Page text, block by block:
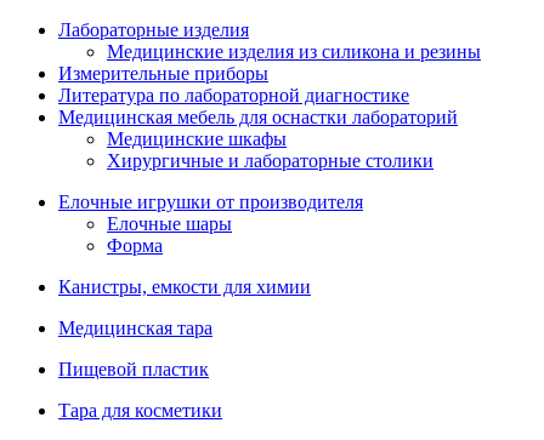
Лабораторные изделия
Медицинские изделия из силикона и резины
Измерительные приборы
Литература по лабораторной диагностике
Медицинская мебель для оснастки лабораторий
Медицинские шкафы
Хирургичные и лабораторные столики
Елочные игрушки от производителя
Елочные шары
Форма
Канистры, емкости для химии
Медицинская тара
Пищевой пластик
Тара для косметики